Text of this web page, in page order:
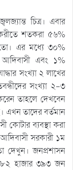
চিত্র। এবার
শতকরা ৫৬%
এর মধ্যে ৩০%
এবং ১%
সংখ্যা ২ লাখের
সংখ্যা ২-৩
তাহলে দেখবেন
এখন তাদের বর্তমান
কোটার ব্যবস্থা করা
সরকারী ১ম
দেখুন। জনপ্রশাসন
৮২ হাজার ৩৯৩ জন